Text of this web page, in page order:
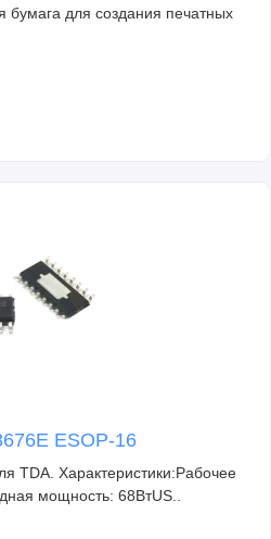
для создания печатных
ESOP-16
TDA. Характеристики:Рабочее
мощность: 68ВтUS..